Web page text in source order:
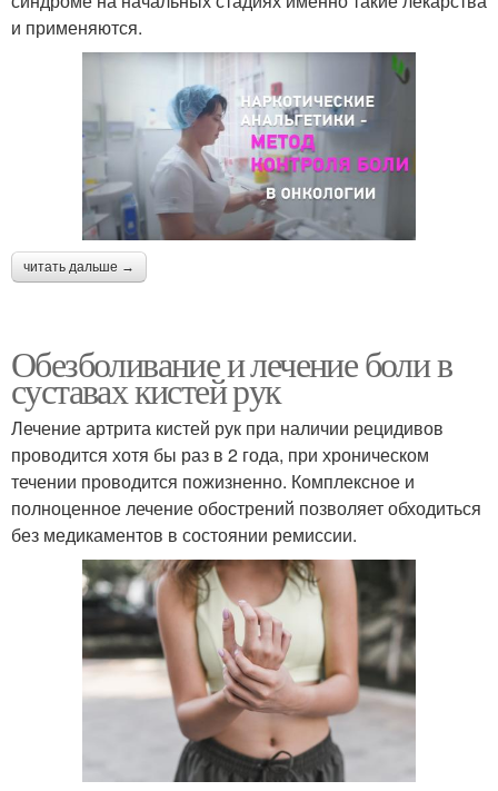
и применяются.
читать дальше →
Обезболивание и лечение боли в
суставах кистей рук
Лечение артрита кистей рук при наличии рецидивов
проводится хотя бы раз в 2 года, при хроническом
течении проводится пожизненно. Комплексное и
полноценное лечение обострений позволяет обходиться
без медикаментов в состоянии ремиссии.